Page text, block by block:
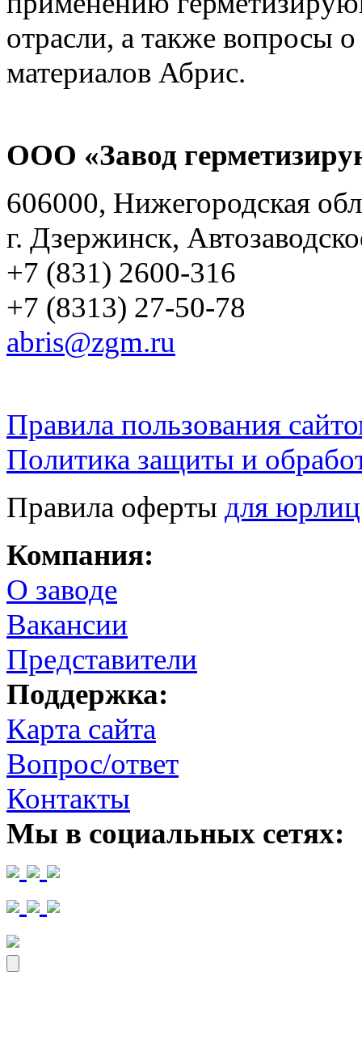
ООО «Завод
606000, Нижегородская
г. Дзержинск,
+7 (831) 2600-316
+7 (8313) 27-50-78
abris@zgm.ru
Правила пользования
Политика защиты и
Правила оферты для
Компания:
О заводе
Вакансии
Представители
Поддержка:
Карта сайта
Вопрос/ответ
Контакты
Мы в социальных сетях: